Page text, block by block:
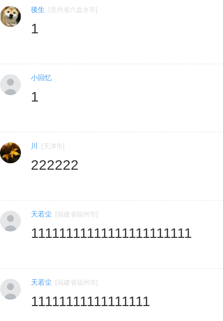
後生 [ 贵州省六盘水市]
1
小回忆
1
川 [天津市]
222222
天若尘 [福建省福州市]
11111111111111111111111
天若尘 [福建省福州市]
11111111111111111